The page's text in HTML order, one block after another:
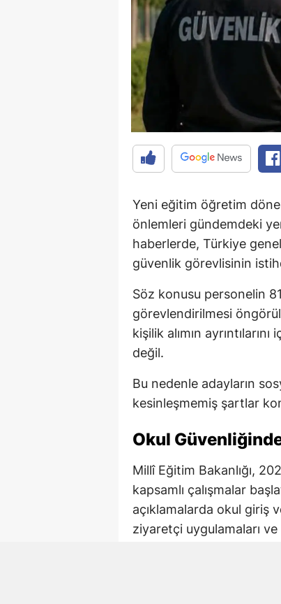
Yeni eğitim öğretim
önlemleri gündemdeki
haberlerde, Türkiye
güvenlik görevlisinin
Söz konusu personelin
görevlendirilmesi
kişilik alımın
değil.
Bu nedenle adayların
kesinleşmemiş şartlar
Okul
Millî Eğitim Bakanlığı,
kapsamlı çalışmalar
açıklamalarda okul giriş
ziyaretçi uygulamaları